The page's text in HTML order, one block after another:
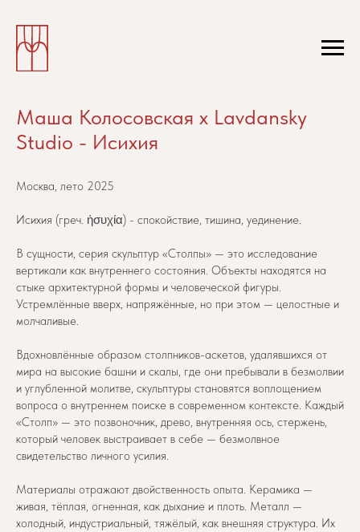
Маша Колосовская х Lavdansky
Studio - Исихия
Москва, лето 2025
Исихия (греч. ἡσυχία) - спокойствие, тишина, уединение.
В сущности, серия скульптур «Столпы» — это исследование
вертикали как внутреннего состояния. Объекты находятся на
стыке архитектурной формы и человеческой фигуры.
Устремлённые вверх, напряжённые, но при этом — целостные и
молчаливые.
Вдохновлённые образом столпников-аскетов, удалявшихся от
мира на высокие башни и скалы, где они пребывали в безмолвии
и углубленной молитве, скульптуры становятся воплощением
вопроса о внутреннем поиске в современном контексте. Каждый
«Столп» — это позвоночник, древо, внутренняя ось, стержень,
который человек выстраивает в себе — безмолвное
свидетельство личного усилия.
Материалы отражают двойственность опыта. Керамика —
живая, тёплая, огненная, как дыхание и плоть. Металл —
холодный, индустриальный, тяжёлый, как внешняя структура. Их